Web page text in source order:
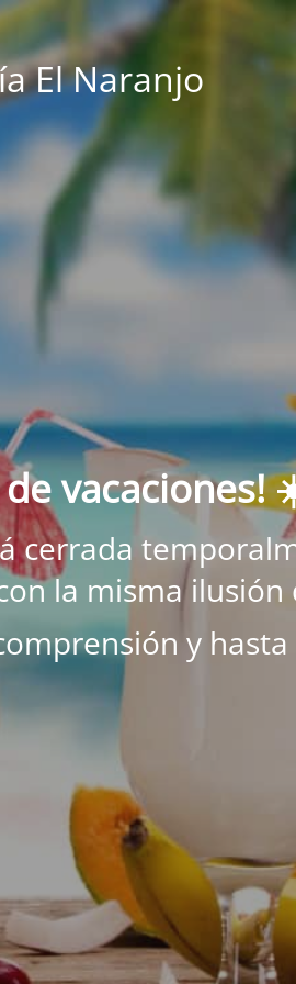
El Naranjo
de vacaciones!
cerrada
la misma ilusión
y